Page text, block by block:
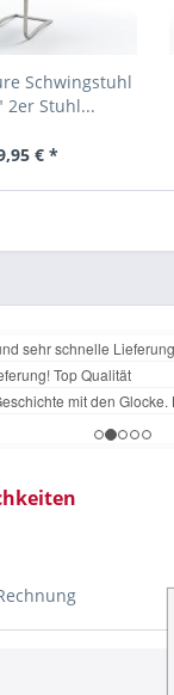
Schwingstuhl
2er Stuhl...
€ *